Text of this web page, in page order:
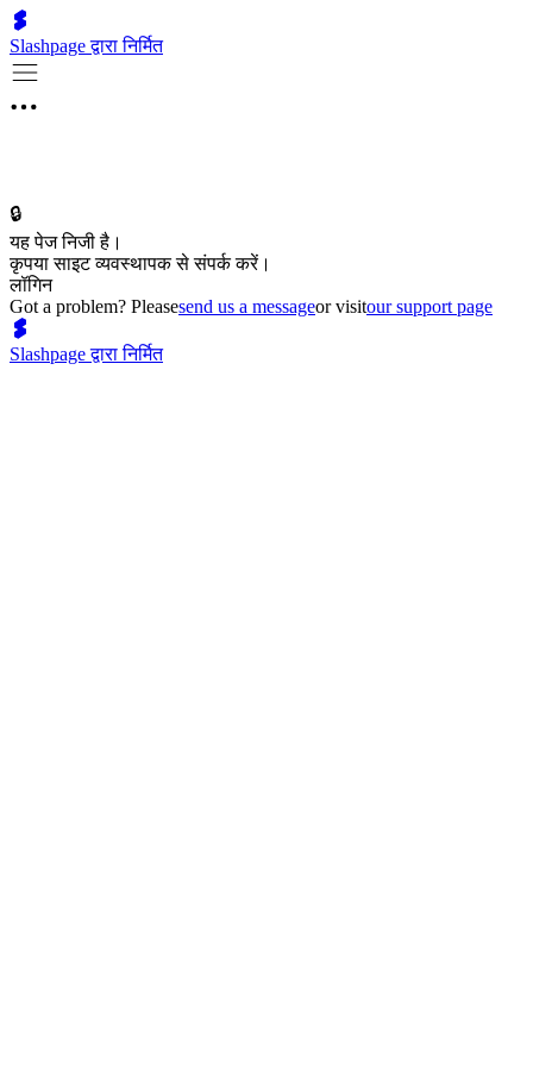
Slashpage द्वारा निर्मित
🔒
यह पेज निजी है।
कृपया साइट व्यवस्थापक से संपर्क करें।
लॉगिन
Got a problem? Pleasesend us a messageor visitour support page
Slashpage द्वारा निर्मित